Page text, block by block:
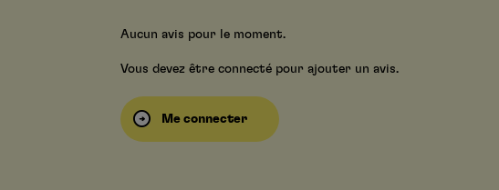
Aucun avis pour le moment.
Vous devez être connecté pour ajouter un avis.
Me connecter